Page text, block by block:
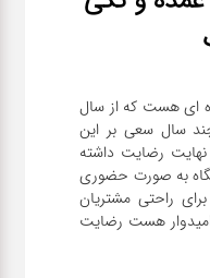
ای هست که از سال
سال سعی بر این
رضایت داشته
به صورت حضوری
راحتی مشتریان
امیدوار هست رضایت